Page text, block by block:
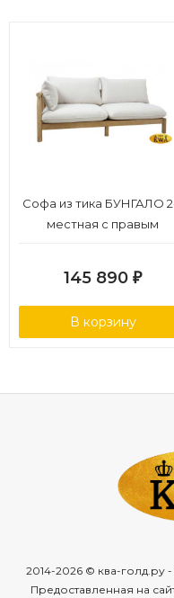
Софа из тика БУНГАЛО
местная с правым
145 890 ₽
В корзину
2014-2026 © ква-голд.ру
Предоставленная на